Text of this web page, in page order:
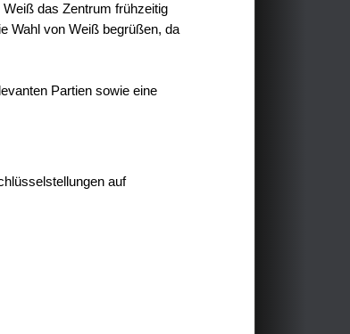
das Zentrum frühzeitig
Wahl von Weiß begrüßen, da
Partien sowie eine
auf